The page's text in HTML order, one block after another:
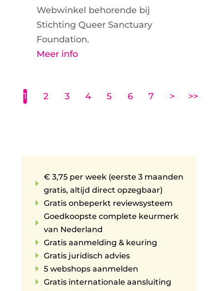
Webwinkel behorende bij
Stichting Queer Sanctuary
Foundation.
Meer info
1 2 3 4 5 6 7 > >>
E
€ 3,75 per week (eerste 3 maanden
gratis, altijd direct opzegbaar)
E Gratis onbeperkt reviewsysteem
E
Goedkoopste complete keurmerk
van Nederland
E Gratis aanmelding & keuring
E Gratis juridisch advies
E 5 webshops aanmelden
E Gratis internationale aansluiting